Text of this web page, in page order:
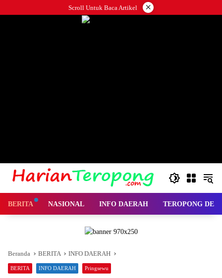
ke
Scroll Untuk Baca Artikel ×
BERITA NASIONAL INFO DAERAH TEROPONG
Beranda BERITA INFO DAERAH
BERITA INFO DAERAH Pringsewu